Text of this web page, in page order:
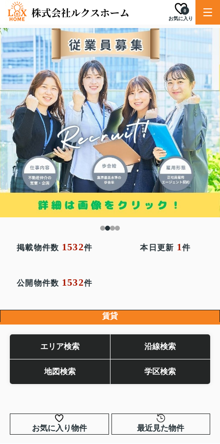
お気に入り
0
掲載物件数 1532件 本日更新 1 件
公開物件数 1532件
賃貸
エリア検索 沿線検索
地図検索 学区検索
お気に入り物件 最近見た物件